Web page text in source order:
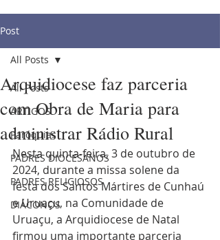
Post
All Posts
ARTIGOS
Paróquias
PADRES DIOCESANOS
PADRES RELIGIOSOS
DIÁCONOS
All Posts
Arquidiocese faz parceria
com Obra de Maria para
administrar Rádio Rural
Nesta quinta-feira, 3 de outubro de
2024, durante a missa solene da
festa dos Santos Mártires de Cunhaú
e Uruaçu, na Comunidade de
Uruaçu, a Arquidiocese de Natal
firmou uma importante parceria